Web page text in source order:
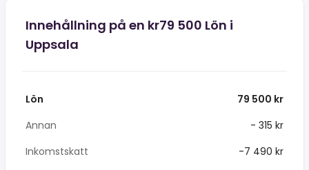
Innehållning på en kr79 500 Lön i
Uppsala
Lön
79 500 kr
Annan
- 315 kr
Inkomstskatt
-7 490 kr